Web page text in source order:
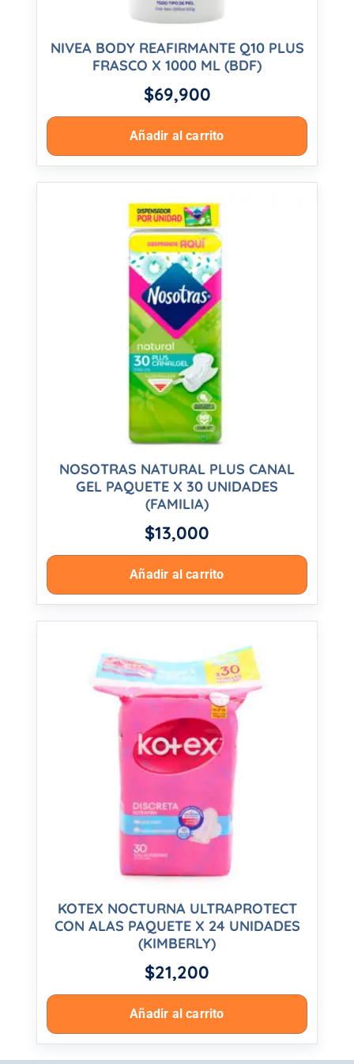
NIVEA BODY REAFIRMANTE Q10 PLUS
FRASCO X 1000 ML (BDF)
$69,900
Añadir al carrito
NOSOTRAS NATURAL PLUS CANAL
GEL PAQUETE X 30 UNIDADES
(FAMILIA)
$13,000
Añadir al carrito
KOTEX NOCTURNA ULTRAPROTECT
CON ALAS PAQUETE X 24 UNIDADES
(KIMBERLY)
$21,200
Añadir al carrito